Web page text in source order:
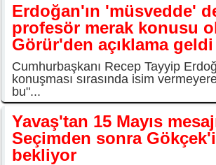
Erdoğan'ın 'müsvedde'
profesör merak konusu
Görür'den açıklama geldi
Cumhurbaşkanı Recep Tayyip
konuşması sırasında isim
bu"...
Yavaş'tan 15 Mayıs
Seçimden sonra
bekliyor